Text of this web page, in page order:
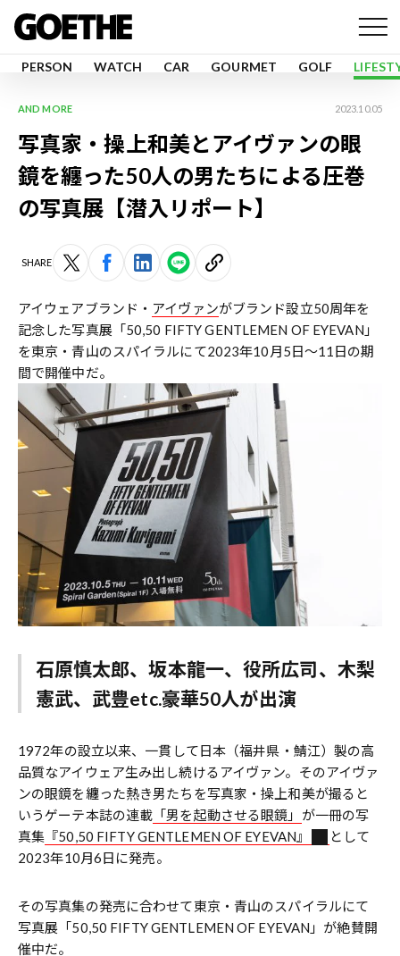
PERSON WATCH CAR GOURMET GOLF
AND MORE 2023.10.05
写真家・操上和美とアイヴァンの眼
鏡を纏った50人の男たちによる圧巻
の写真展【潜入リポート】
SHARE
アイウェアブランド・ アイヴァンがブランド設立50周年を
記念した写真展「50,50 FIFTY GENTLEMEN OF EYEVAN」
を東京・青山のスパイラルにて2023年10月5日〜11日の期
間で開催中だ。
石原慎太郎、坂本龍一、役所広司、木梨
憲武、武豊etc.豪華50人が出演
1972年の設立以来、一貫して日本（福井県・鯖江）製の高
品質なアイウェア生み出し続けるアイヴァン。そのアイヴァ
ンの眼鏡を纏った熱き男たちを写真家・操上和美が撮ると
いうゲーテ本誌の連載 「男を起動させる眼鏡」 が一冊の写
真集 『50,50 FIFTY GENTLEMEN OF EYEVAN』
として
2023年10月6日に発売。
その写真集の発売に合わせて東京・青山のスパイラルにて
写真展「50,50 FIFTY GENTLEMEN OF EYEVAN」が絶賛開
催中だ。